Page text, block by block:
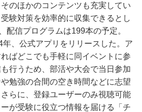
のほかのコンテンツも充実してい
験対策を効率的に収集できるとし
配信プログラムは199本の予定。
、公式アプリをリリースした。ア
ばどこでも手軽に同イベントに参
行うため、部活や大会で当日参加
勉強の合間の空き時間などに志望
らに、登録ユーザーのみ視聴可能
が受験に役立つ情報を届ける「チ